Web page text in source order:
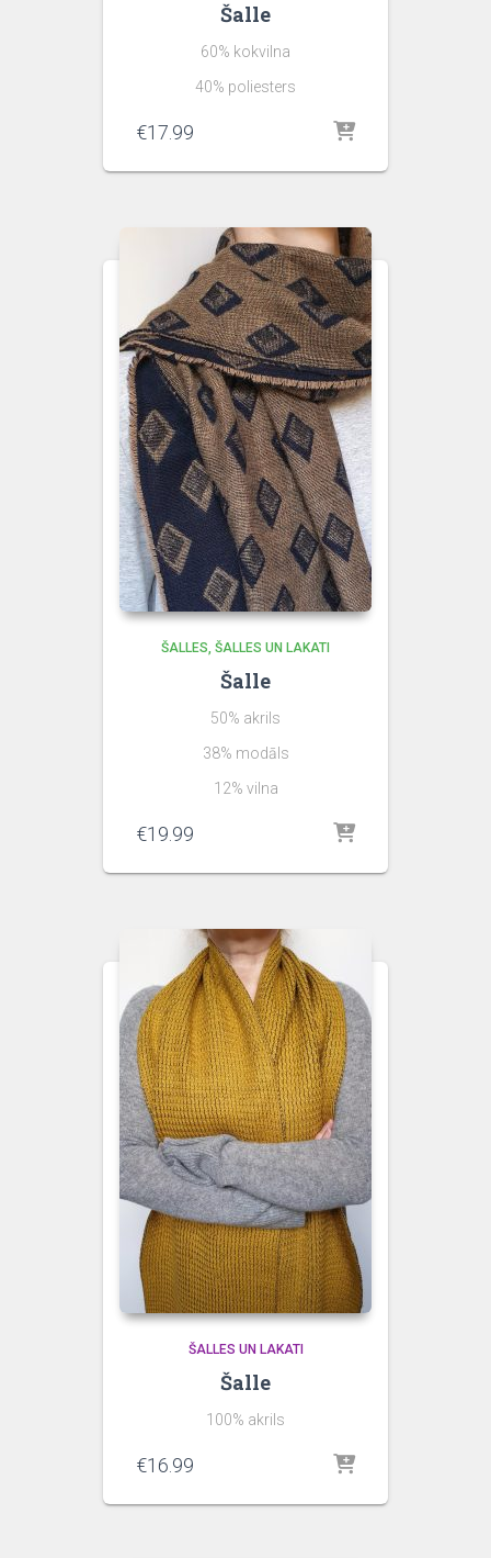
Šalle
60% kokvilna
40% poliesters
€17.99
ŠALLES ŠALLES UN LAKATI
Šalle
50% akrils
38% modāls
12% vilna
€19.99
ŠALLES UN LAKATI
Šalle
100% akrils
€16.99